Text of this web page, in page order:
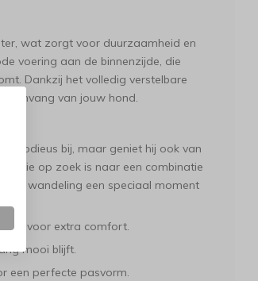
wat zorgt voor duurzaamheid en
voering aan de binnenzijde, die
Dankzij het volledig verstelbare
van jouw hond.
modieus bij, maar geniet hij ook van
wie op zoek is naar een combinatie
elke wandeling een speciaal moment
voor extra comfort.
mooi blijft.
een perfecte pasvorm.